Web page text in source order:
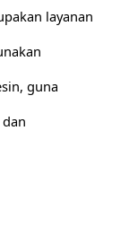
layanan
guna